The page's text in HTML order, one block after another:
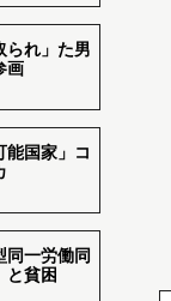
られ」た男
画
能国家」コ
同一労働同
と貧困